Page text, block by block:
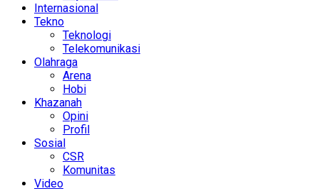
Internasional
Tekno
Teknologi
Telekomunikasi
Olahraga
Arena
Hobi
Khazanah
Opini
Profil
Sosial
CSR
Komunitas
Video